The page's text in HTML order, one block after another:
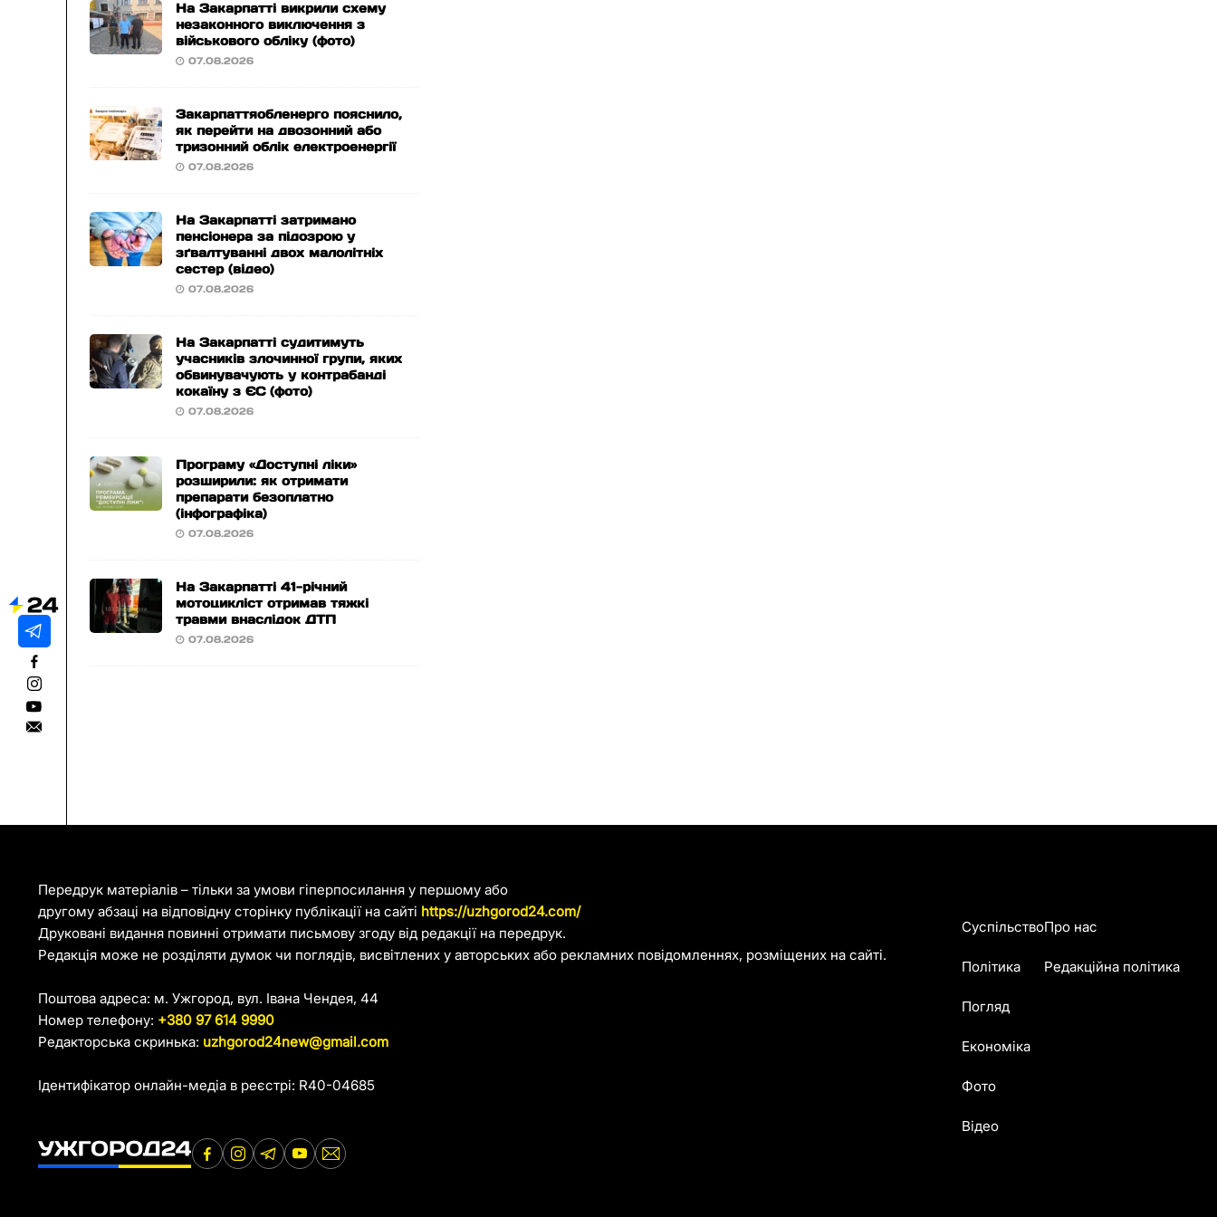
На Закарпатті викрили схему
незаконного виключення з
військового обліку (фото)
07.08.2026
Закарпаттяобленерго пояснило,
як перейти на двозонний або
тризонний облік електроенергії
07.08.2026
На Закарпатті затримано
пенсіонера за підозрою у
зґвалтуванні двох малолітніх
сестер (відео)
07.08.2026
На Закарпатті судитимуть
учасників злочинної групи, яких
обвинувачують у контрабанді
кокаїну з ЄС (фото)
07.08.2026
Програму «Доступні ліки»
розширили: як отримати
препарати безоплатно
(інфографіка)
07.08.2026
На Закарпатті 41-річний
мотоцикліст отримав тяжкі
травми внаслідок ДТП
07.08.2026
Передрук матеріалів – тільки за умови гіперпосилання у першому або
другому абзаці на відповідну сторінку публікації на сайті https://uzhgorod24.com/
Друковані видання повинні отримати письмову згоду від редакції на передрук.
Редакція може не розділяти думок чи поглядів, висвітлених у авторських або рекламних повідомленнях, розміщених на сайті.
Поштова адреса: м. Ужгород, вул. Івана Чендея, 44
Номер телефону: +380 97 614 9990
Редакторська скринька: uzhgorod24new@gmail.com
Ідентифікатор онлайн-медіа в реєстрі: R40-04685
Суспільство
Політика
Погляд
Економіка
Фото
Відео
Про нас
Редакційна політика